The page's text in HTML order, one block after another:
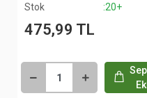
Stok
:20+
475,99 TL